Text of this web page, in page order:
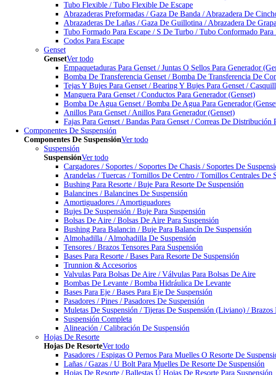
Tubo Flexible / Tubo Flexible De Escape
Abrazaderas Preformadas / Gaza De Banda / Abrazadera De
Abrazaderas De Lañas / Gaza De Guillotina / Abrazadera De
Tubo Formado Para Escape / S De Turbo / Tubo Conformado Para
Codos Para Escape
Genset
GensetVer todo
Empaquetaduras Para Genset / Juntas O Sellos Para Generador
Bomba De Transferencia Genset / Bomba De Transferencia De
Tejas Y Bujes Para Genset / Bearing Y Bujes Para Genset /
Manguera Para Genset / Conductos Para Generador (Genset)
Bomba De Agua Genset / Bomba De Agua Para Generador
Anillos Para Genset / Anillos Para Generador (Genset)
Fajas Para Genset / Bandas Para Genset / Correas De Distribución
Componentes De Suspensión
Componentes De SuspensiónVer todo
Suspensión
SuspensiónVer todo
Cargadores / Soportes / Soportes De Chasis / Soportes De
Arandelas / Tuercas / Tornillos De Centro / Tornillos Centrales De
Bushing Para Resorte / Buje Para Resorte De Suspensión
Balancines / Balancines De Suspensión
Amortiguadores / Amortiguadores
Bujes De Suspensión / Buje Para Suspensión
Bolsas De Aire / Bolsas De Aire Para Suspensión
Bushing Para Balancin / Buje Para Balancín De Suspensión
Almohadilla / Almohadilla De Suspensión
Tensores / Brazos Tensores Para Suspensión
Bases Para Resorte / Bases Para Resorte De Suspensión
Trunnion & Accesorios
Valvulas Para Bolsas De Aire / Válvulas Para Bolsas De Aire
Bombas De Levante / Bomba Hidráulica De Levante
Bases Para Eje / Bases Para Eje De Suspensión
Pasadores / Pines / Pasadores De Suspensión
Muletas De Suspensión / Tijeras De Suspensión (Liviano) / Brazos
Suspensión Completa
Alineación / Calibración De Suspensión
Hojas De Resorte
Hojas De ResorteVer todo
Pasadores / Espigas O Pernos Para Muelles O Resorte De
Lañas / Gazas / U Bolt Para Muelles De Resorte De Suspensión
Hojas De Resorte / Ballestas Ú Hojas De Resorte Para Suspensión